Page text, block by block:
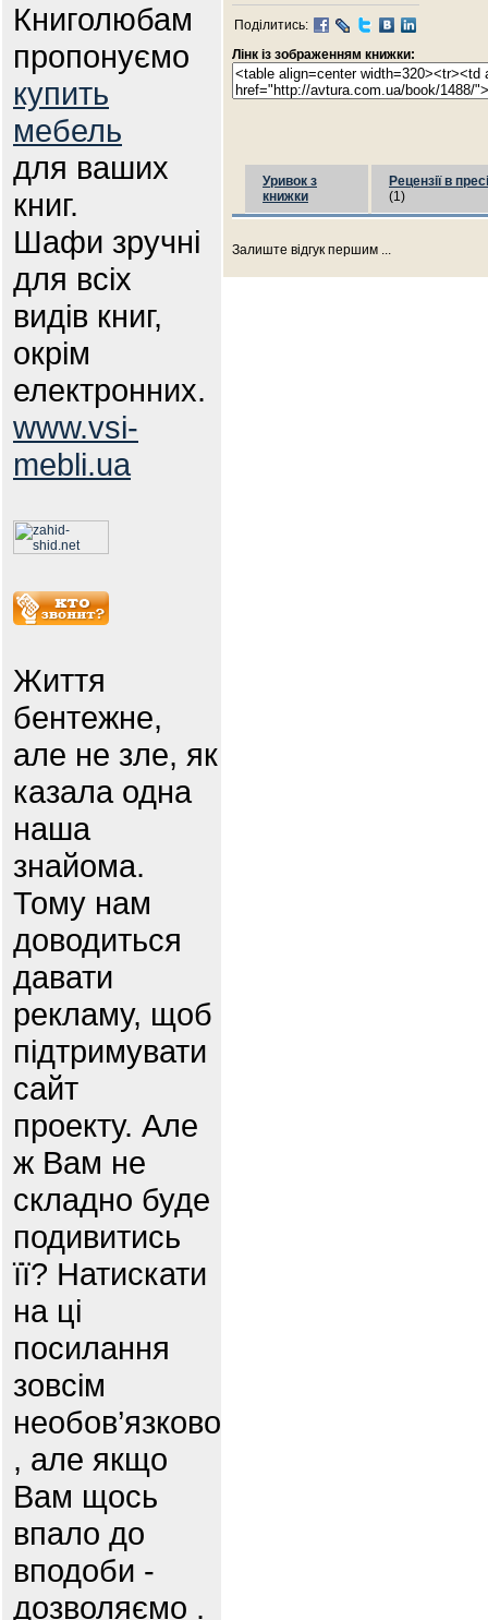
Книголюбам
пропонуємо
купить
мебель
для ваших
книг.
Шафи зручні
для всіх
видів книг,
окрім
електронних.
www.vsi-
mebli.ua
Життя
бентежне,
але не зле, як
казала одна
наша
знайома.
Тому нам
доводиться
давати
рекламу, щоб
підтримувати
сайт
проекту. Але
ж Вам не
складно буде
подивитись
її? Натискати
на ці
посилання
зовсім
необов’язково
, але якщо
Вам щось
впало до
вподоби -
дозволяємо .
Поділитись:
Лінк із зображенням книжки:
Уривок з
книжки
Рецензії в пресі
(1)
Залиште відгук першим ...